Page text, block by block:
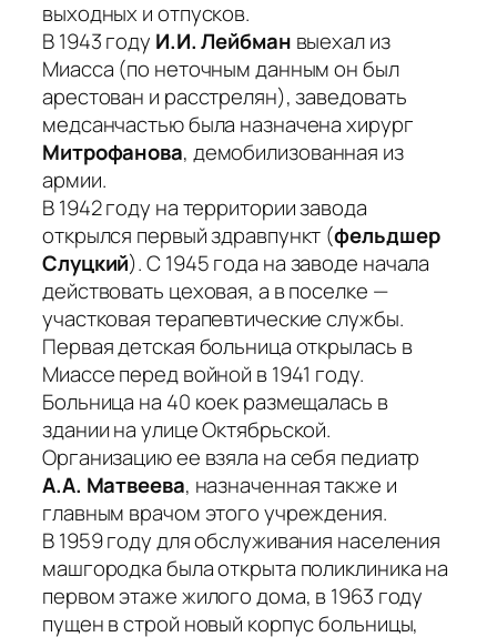
выходных и отпусков.
В 1943 году И.И. Лейбман выехал из
Миасса (по неточным данным он был
арестован и расстрелян), заведовать
медсанчастью была назначена хирург
Митрофанова, демобилизованная из
армии.
В 1942 году на территории завода
открылся первый здравпункт (фельдшер
Слуцкий). С 1945 года на заводе начала
действовать цеховая, а в поселке —
участковая терапевтические службы.
Первая детская больница открылась в
Миассе перед войной в 1941 году.
Больница на 40 коек размещалась в
здании на улице Октябрьской.
Организацию ее взяла на себя педиатр
А.А. Матвеева, назначенная также и
главным врачом этого учреждения.
В 1959 году для обслуживания населения
машгородка была открыта поликлиника на
первом этаже жилого дома, в 1963 году
пущен в строй новый корпус больницы,